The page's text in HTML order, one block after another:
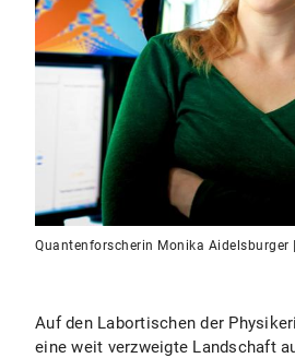
Quantenforscherin Monika Aidelsburger
Auf den Labortischen der
eine weit verzweigte Landschaft